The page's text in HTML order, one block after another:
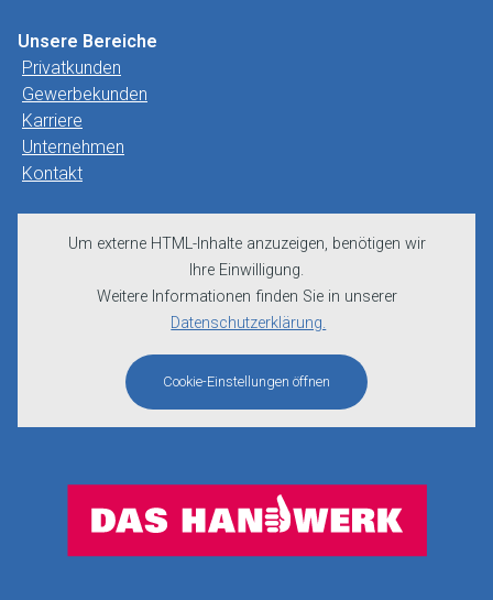
Unsere Bereiche
Privatkunden
Gewerbekunden
Karriere
Unternehmen
Kontakt
Um externe HTML-Inhalte anzuzeigen, benötigen wir
Ihre Einwilligung.
Weitere Informationen finden Sie in unserer
Datenschutzerklärung.
Cookie-Einstellungen öffnen